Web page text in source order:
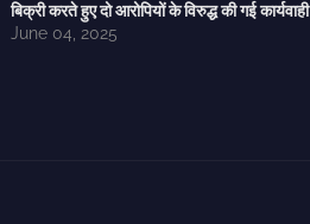
बिक्री करते हुए दो आरोपियों के विरुद्ध की गई कार्यवाही
June 04, 2025